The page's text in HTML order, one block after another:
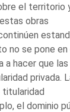
el territorio
obras
no se pone en
a hacer que
privada.
titularidad
el dominio